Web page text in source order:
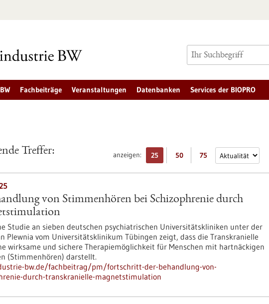
Fachbeiträge Veranstaltungen Datenbanken Services der BIOPRO
anzeigen: 25 50 75
Treffer:
von Stimmenhören bei Schizophrenie durch
Studie an sieben deutschen psychiatrischen Universitätskliniken unter der
Plewnia vom Universitätsklinikum Tübingen zeigt, dass die Transkranielle
wirksame und sichere Therapiemöglichkeit für Menschen mit hartnäckigen
(Stimmenhören) darstellt.
bw.de/fachbeitrag/pm/fortschritt-der-behandlung-von-
durch-transkranielle-magnetstimulation